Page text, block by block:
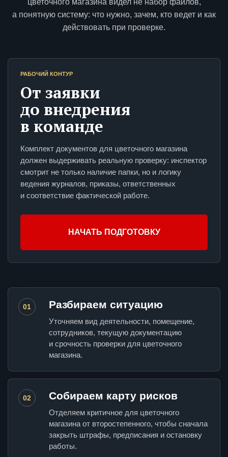
цветочного магазина видел не набор файлов,
а понятную систему: что нужно, зачем, кто ведет и как
действовать при проверке.
РАБОЧИЙ КОНТУР
От заявки
до внедрения
в команде
Комплект документов для цветочного магазина
должен выдерживать реальную проверку: инспектор
смотрит не только наличие папки, но и логику
ведения журналов, приказы, ответственных
и соответствие фактической работе.
НАЧАТЬ ПОДГОТОВКУ
01 Разбираем ситуацию
Уточняем вид деятельности, помещение,
сотрудников, текущую документацию
и срочность проверки для цветочного
магазина.
02 Собираем карту рисков
Отделяем критичное для цветочного
магазина от второстепенного, чтобы сначала
закрыть штрафы, предписания и остановку
работы.